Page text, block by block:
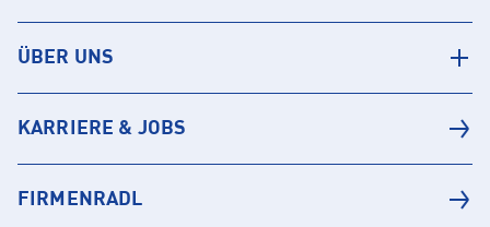
ÜBER UNS
KARRIERE & JOBS
FIRMENRADL